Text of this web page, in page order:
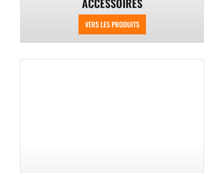
VERS LES PRODUITS